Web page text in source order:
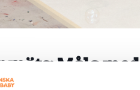
möts: Måla